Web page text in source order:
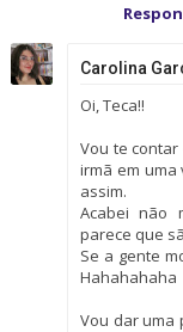
Carolina
Oi, Teca!!
Vou te
irmã em uma
assim.
Acabei não
parece que
Se a gente
Hahahahaha
Vou dar uma